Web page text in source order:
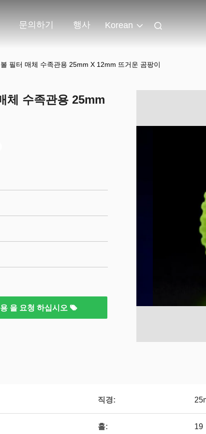
문의하기 행사 Korean
필터 매체 수족관용 25mm X 12mm 뜨거운 곰팡이
체 수족관용 25mm
을 요청 하십시오
직경:
홀: 19